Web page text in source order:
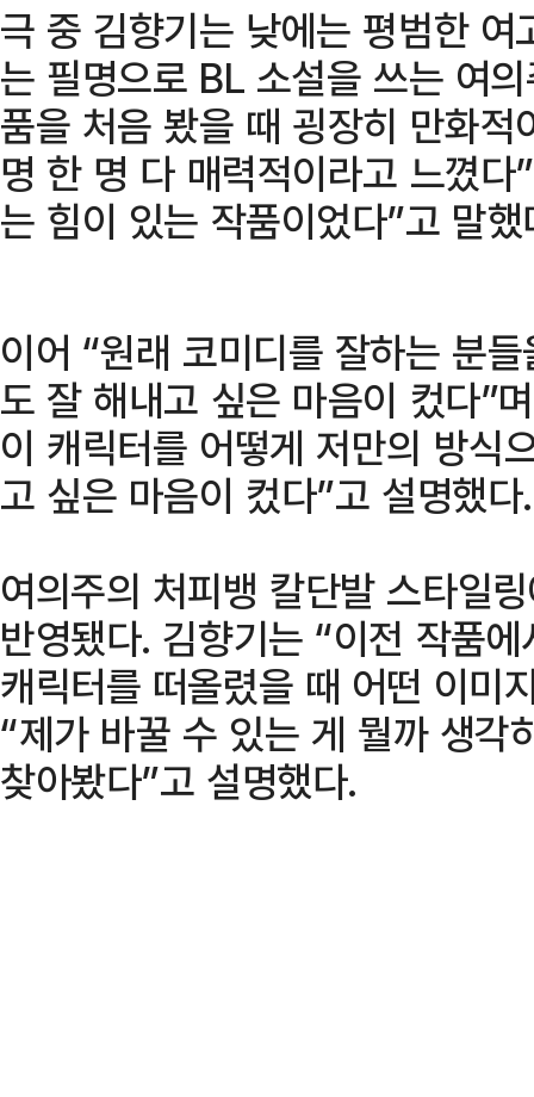
극 중 김향기는 낮에는 평범한
는 필명으로 BL 소설을 쓰는 여
품을 처음 봤을 때 굉장히 만화
명 한 명 다 매력적이라고 느꼈
는 힘이 있는 작품이었다”고 말했
이어 “원래 코미디를 잘하는 분
도 잘 해내고 싶은 마음이 컸다”
이 캐릭터를 어떻게 저만의 방식
고 싶은 마음이 컸다”고 설명했다.
여의주의 처피뱅 칼단발 스타일
반영됐다. 김향기는 “이전 작품
캐릭터를 떠올렸을 때 어떤 이미
“제가 바꿀 수 있는 게 뭘까 생각
찾아봤다”고 설명했다.